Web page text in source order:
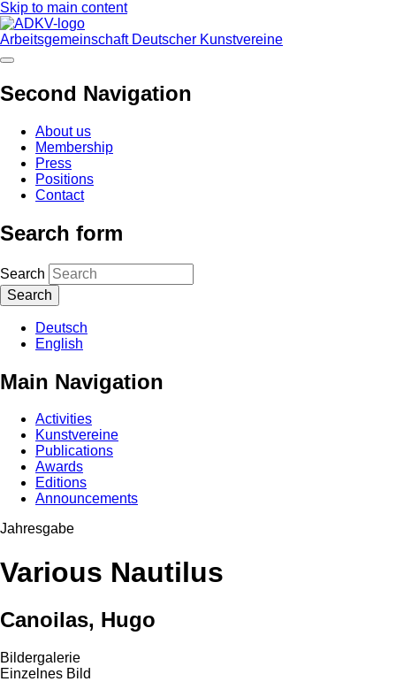
Skip to main content
Arbeitsgemeinschaft Deutscher Kunstvereine
Second Navigation
About us
Membership
Press
Positions
Contact
Search form
Search
Deutsch
English
Main Navigation
Activities
Kunstvereine
Publications
Awards
Editions
Announcements
Jahresgabe
Various Nautilus
Canoilas, Hugo
Bildergalerie
Einzelnes Bild